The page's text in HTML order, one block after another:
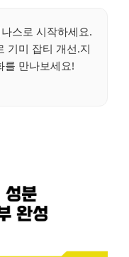
스로 시작하세요.
기미 잡티 개선.지
를 만나보세요!